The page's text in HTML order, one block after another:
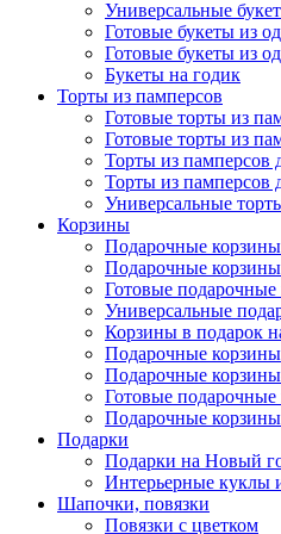
Универсальные
Готовые букеты из
Готовые букеты из
Букеты на годик
Торты из памперсов
Готовые торты из
Готовые торты из
Торты из памперсов
Торты из памперсов
Универсальные
Корзины
Подарочные
Подарочные
Готовые
Универсальные
Корзины в подарок
Подарочные корзины
Подарочные
Готовые
Подарочные
Подарки
Подарки на Новый
Интерьерные куклы
Шапочки, повязки
Повязки с цветком